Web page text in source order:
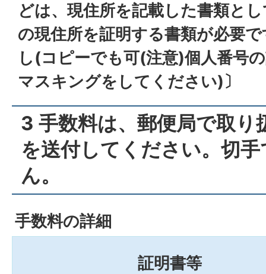
どは、現住所を記載した書類と
の現住所を証明する書類が必要
し(コピーでも可(注意)個人番号
マスキングをしてください)〕
3 手数料は、郵便局で取り
を送付してください。切
ん。
手数料の詳細
証明書等